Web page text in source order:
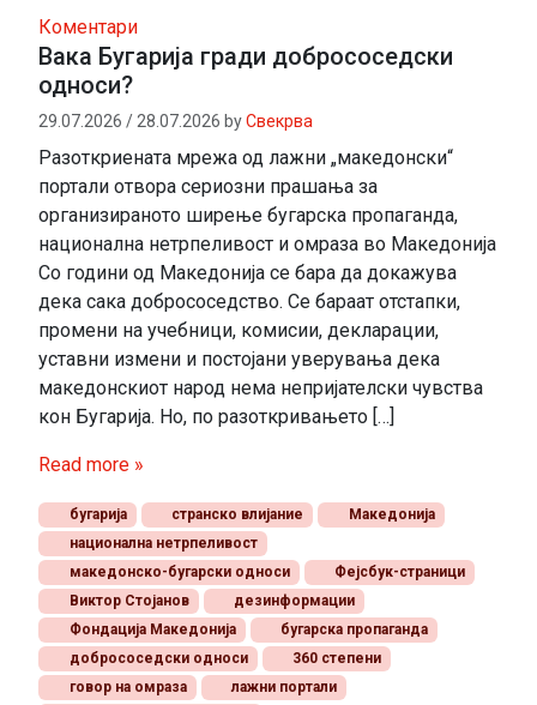
Коментари
Вака Бугарија гради добрососедски
односи?
29.07.2026 /28.07.2026 byСвекрва
Разоткриената мрежа од лажни „македонски“
портали отвора сериозни прашања за
организираното ширење бугарска пропаганда,
национална нетрпеливост и омраза во Македонија
Со години од Македонија се бара да докажува
дека сака добрососедство. Се бараат отстапки,
промени на учебници, комисии, декларации,
уставни измени и постојани уверувања дека
македонскиот народ нема непријателски чувства
кон Бугарија. Но, по разоткривањето […]
Read more »
бугарија странско влијание
Македонија
национална нетрпеливост
македонско-бугарски односи
Фејсбук-страници
Виктор Стојанов
дезинформации
Фондација Македонија
бугарска пропаганда
добрососедски односи
360 степени
говор на омраза
лажни портали